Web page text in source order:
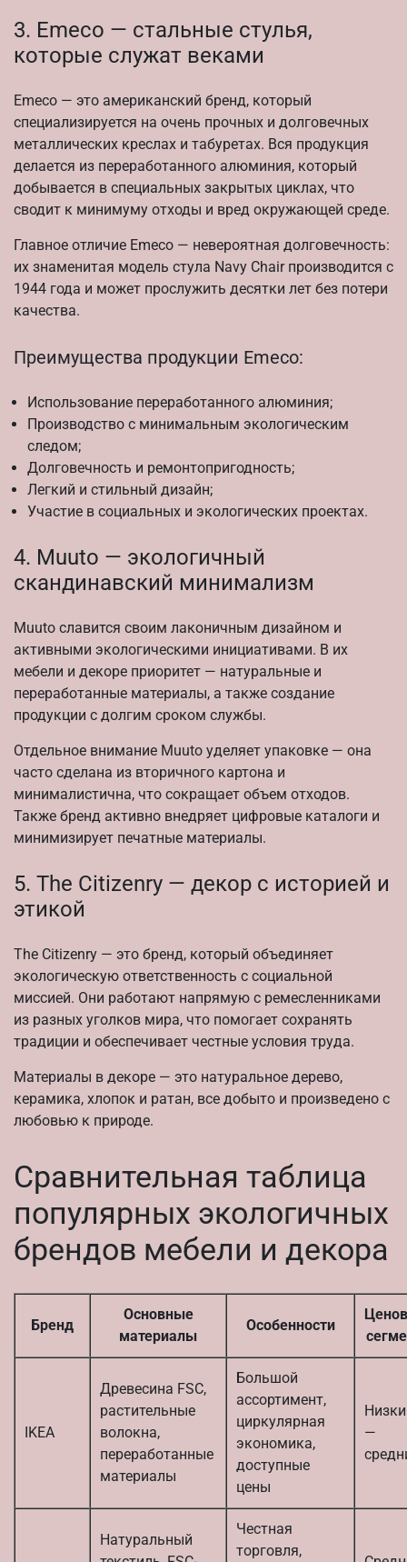
3. Emeco — стальные стулья,
которые служат веками
Emeco — это американский бренд, который
специализируется на очень прочных и долговечных
металлических креслах и табуретах. Вся продукция
делается из переработанного алюминия, который
добывается в специальных закрытых циклах, что
сводит к минимуму отходы и вред окружающей среде.
Главное отличие Emeco — невероятная долговечность:
их знаменитая модель стула Navy Chair производится с
1944 года и может прослужить десятки лет без потери
качества.
Преимущества продукции Emeco:
Использование переработанного алюминия;
Производство с минимальным экологическим
следом;
Долговечность и ремонтопригодность;
Легкий и стильный дизайн;
Участие в социальных и экологических проектах.
4. Muuto — экологичный
скандинавский минимализм
Muuto славится своим лаконичным дизайном и
активными экологическими инициативами. В их
мебели и декоре приоритет — натуральные и
переработанные материалы, а также создание
продукции с долгим сроком службы.
Отдельное внимание Muuto уделяет упаковке — она
часто сделана из вторичного картона и
минималистична, что сокращает объем отходов.
Также бренд активно внедряет цифровые каталоги и
минимизирует печатные материалы.
5. The Citizenry — декор с историей и
этикой
The Citizenry — это бренд, который объединяет
экологическую ответственность с социальной
миссией. Они работают напрямую с ремесленниками
из разных уголков мира, что помогает сохранять
традиции и обеспечивает честные условия труда.
Материалы в декоре — это натуральное дерево,
керамика, хлопок и ратан, все добыто и произведено с
любовью к природе.
Сравнительная таблица
популярных экологичных
брендов мебели и декора
Бренд
Основные
материалы
Особенности
IKEA
Древесина FSC,
растительные
волокна,
переработанные
материалы
Большой
ассортимент,
циркулярная
экономика,
доступные
цены
—
Натуральный
Честная
торговля,